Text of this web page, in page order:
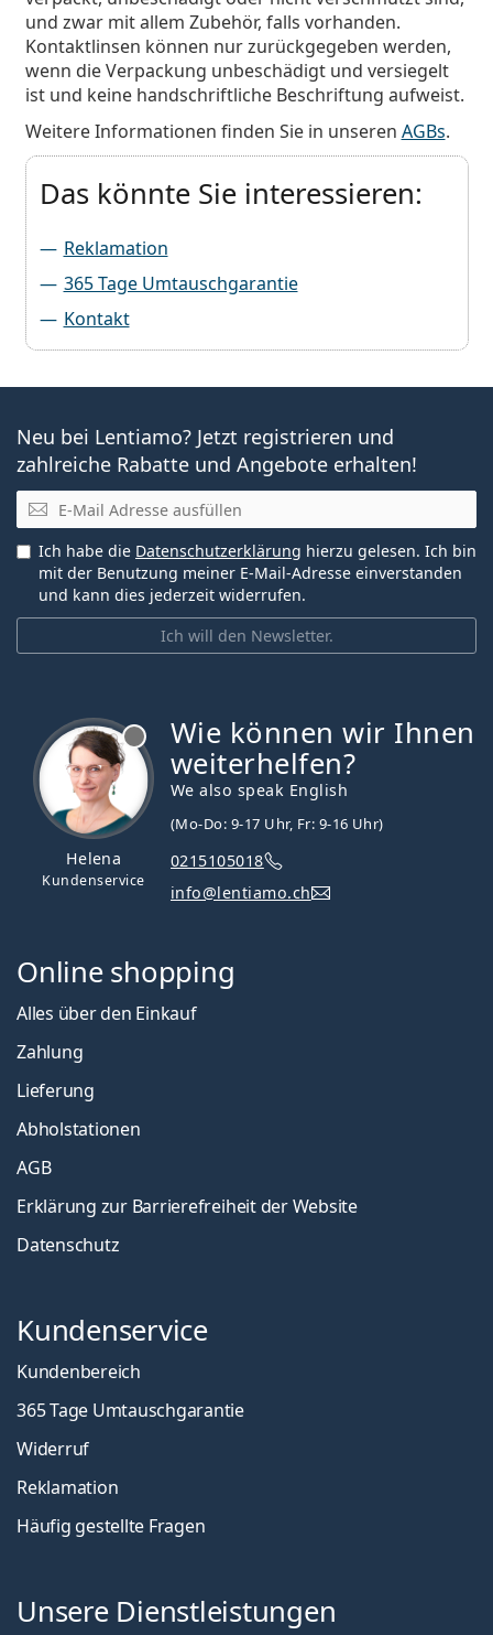
Alle Marken
Persol
Prada
Alle Marken
und zwar mit allem Zubehör, falls vorhanden.
Kontaktlinsen können nur zurückgegeben werden,
wenn die Verpackung unbeschädigt und versiegelt
ist und keine handschriftliche Beschriftung aufweist.
Weitere Informationen finden Sie in unseren AGBs.
Das könnte Sie interessieren:
Reklamation
365 Tage Umtauschgarantie
Kontakt
Neu bei Lentiamo? Jetzt registrieren und
zahlreiche Rabatte und Angebote erhalten!
E-Mail
Ich will den Newsletter.
Ich habe die Datenschutzerklärung hierzu gelesen. Ich bin
mit der Benutzung meiner E-Mail-Adresse einverstanden
und kann dies jederzeit widerrufen.
Helena
Kundenservice
Wie können wir Ihnen
weiterhelfen?
We also speak English
(Mo-Do: 9-17 Uhr, Fr: 9-16 Uhr)
0215105018
info@lentiamo.ch
Online shopping
Alles über den Einkauf
Zahlung
Lieferung
Abholstationen
AGB
Erklärung zur Barrierefreiheit der Website
Datenschutz
Kundenservice
Kundenbereich
365 Tage Umtauschgarantie
Widerruf
Reklamation
Häufig gestellte Fragen
Unsere Dienstleistungen